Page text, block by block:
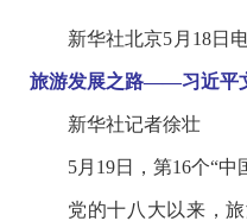
新华社北京5月18日
旅游发展之路——习近平
新华社记者徐壮
5月19日，第16个“中
党的十八大以来，